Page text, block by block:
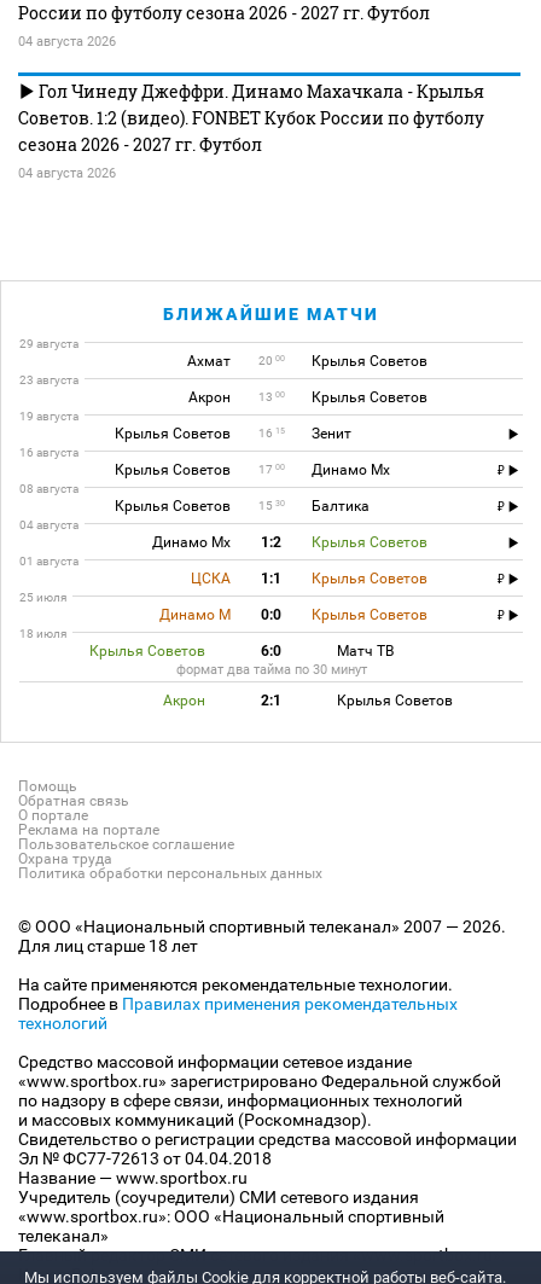
России по футболу сезона 2026 - 2027 гг. Футбол
04 августа 2026
Гол Чинеду Джеффри. Динамо Махачкала - Крылья
Советов. 1:2 (видео). FONBET Кубок России по футболу
сезона 2026 - 2027 гг. Футбол
04 августа 2026
БЛИЖАЙШИЕ МАТЧИ
29 августа
Ахмат 20 00 Крылья Советов
23 августа
Акрон 13 00 Крылья Советов
19 августа
Крылья Советов 16 15 Зенит
16 августа
Крылья Советов 17 00 Динамо Мх
08 августа
Крылья Советов 15 30 Балтика
04 августа
Динамо Мх 1:2 Крылья Советов
01 августа
ЦСКА 1:1 Крылья Советов
25 июля
Динамо М 0:0 Крылья Советов
18 июля
Крылья Советов 6:0 Матч ТВ
формат два тайма по 30 минут
Акрон 2:1 Крылья Советов
Помощь
Обратная связь
О портале
Реклама на портале
Пользовательское соглашение
Охрана труда
Политика обработки персональных данных
© ООО «Национальный спортивный телеканал» 2007 — 2026.
Для лиц старше 18 лет
На сайте применяются рекомендательные технологии.
Подробнее в Правилах применения рекомендательных
технологий
Средство массовой информации сетевое издание
«www.sportbox.ru» зарегистрировано Федеральной службой
по надзору в сфере связи, информационных технологий
и массовых коммуникаций (Роскомнадзор).
Свидетельство о регистрации средства массовой информации
Эл № ФС77-72613 от 04.04.2018
Название — www.sportbox.ru
Учредитель (соучредители) СМИ сетевого издания
«www.sportbox.ru»: ООО «Национальный спортивный
телеканал»
Главный редактор СМИ сетевого издания «www.sportbox.ru»:
Конов В.А.
Мы используем файлы Сookie для корректной работы веб-сайта.